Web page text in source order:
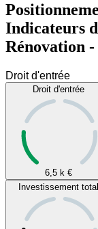
Indicateurs
Rénovation
Droit d'entrée
6,5 k €
Investissement total